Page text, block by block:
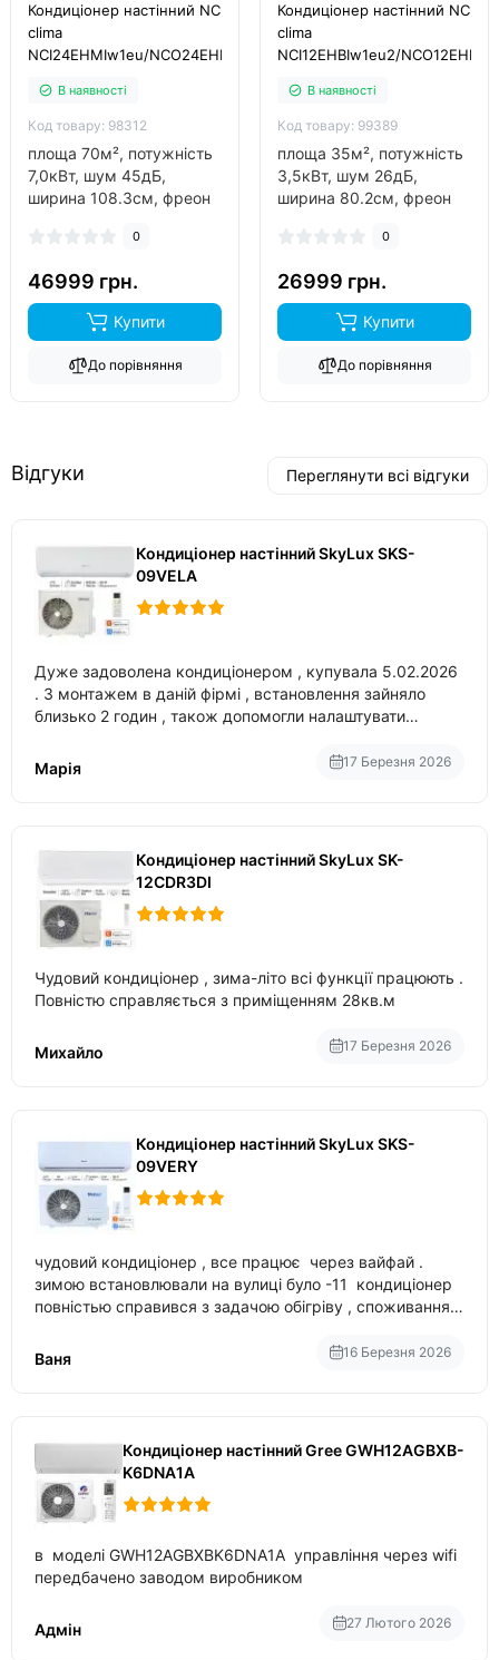
Кондиціонер настінний NC
clima
NCI24EHMIw1eu/NCO24EHMIw1eu
В наявності
Код товару: 98312
площа 70м², потужність
7,0кВт, шум 45дБ,
ширина 108.3см, фреон
0
46999 грн.
Купити
До порівняння
Кондиціонер настінний NC
clima
NCI12EHBIw1eu2/
В наявності
Код товару: 99389
площа 35м², потужність
3,5кВт, шум 26дБ,
ширина 80.2см, фреон
0
26999 грн.
Купити
До порівняння
Відгуки Переглянути всі відгуки
Кондиціонер настінний SkyLux SKS-
09VELA
Дуже задоволена кондиціонером , купувала 5.02.2026
. З монтажем в даній фірмі , встановлення зайняло
близько 2 годин , також допомогли налаштувати
Марія
17 Березня 2026
Кондиціонер настінний SkyLux SK-
12CDR3DI
Чудовий кондиціонер , зима-літо всі функції працюють .
Повністю справляється з приміщенням 28кв.м
Михайло 17 Березня 2026
Кондиціонер настінний SkyLux SKS-
09VERY
чудовий кондиціонер , все працює через вайфай .
зимою встановлювали на вулиці було -11 кондиціонер
повністью справився з задачою обігріву , споживання
температури
Ваня 16 Березня 2026
Кондиціонер настінний Gree GWH12AGBXB-
K6DNA1A
в моделі GWH12AGBXBK6DNA1A управління через wifi
передбачено заводом виробником
Адмін 27 Лютого 2026